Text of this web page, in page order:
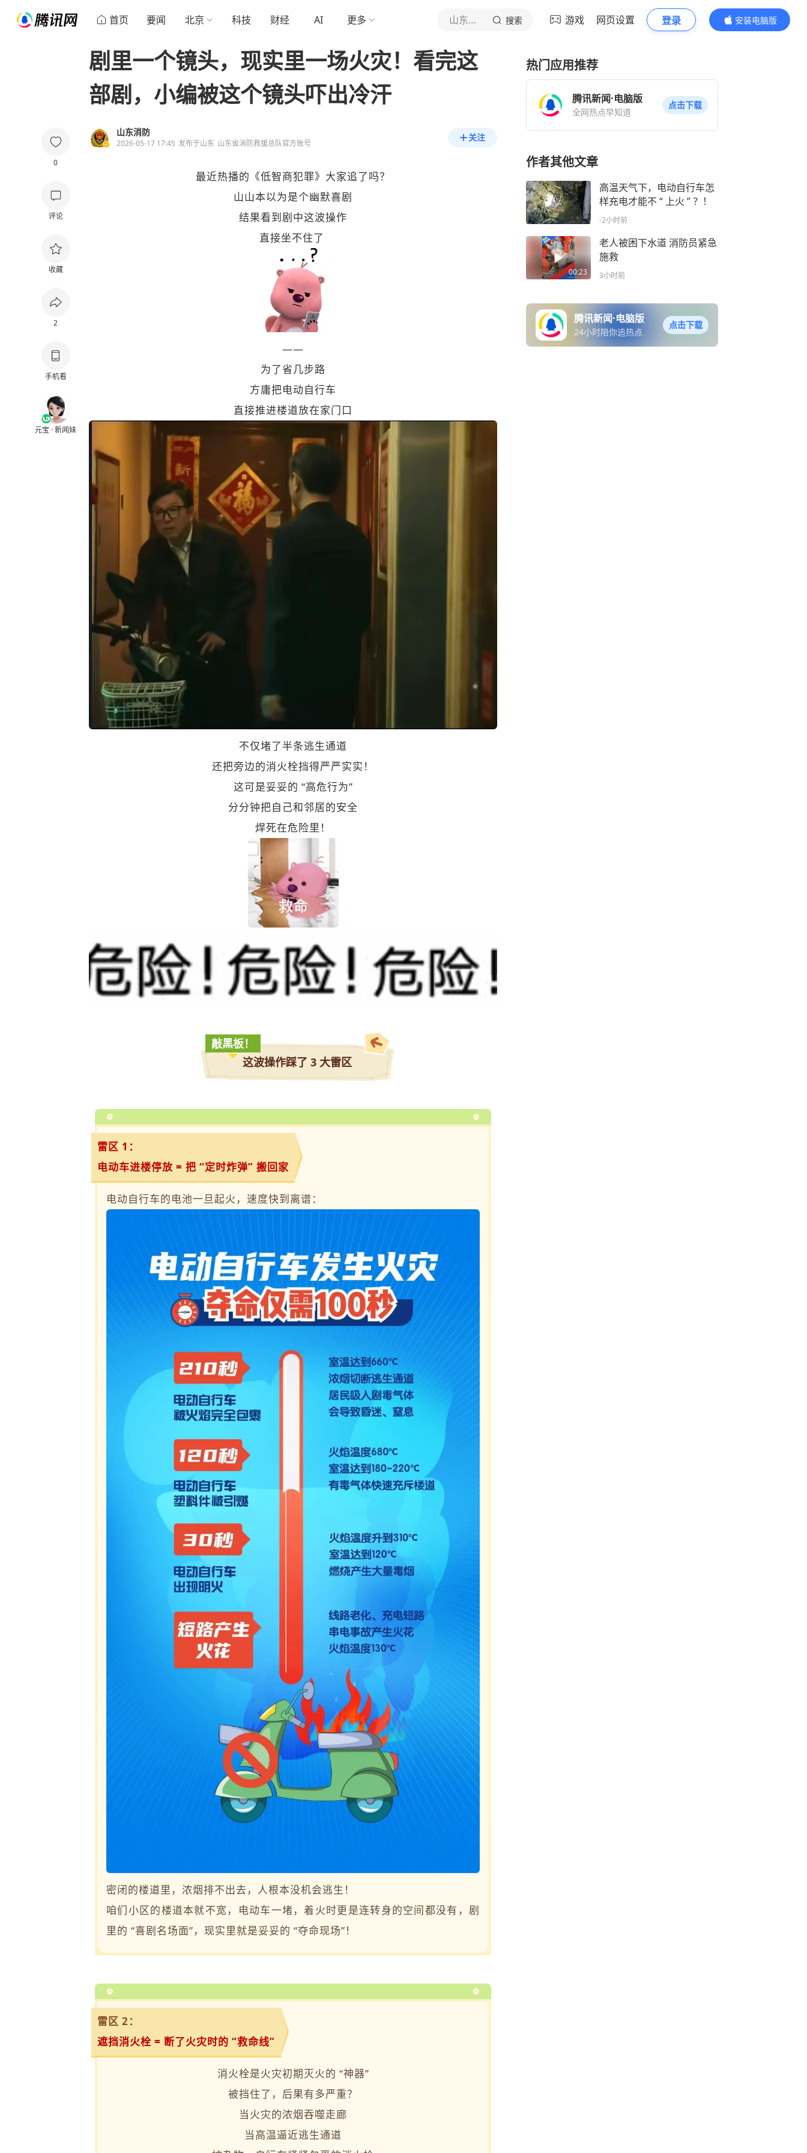
首页 要闻 北京 科技 财经 AI 更多 山东消防 搜索 游戏 网页设置 登录
安装电脑版
内容更精彩
0
评论
收藏
2
手机看
元宝 · 新闻妹
剧里一个镜头，现实里一场火灾！看完这
部剧，小编被这个镜头吓出冷汗
山东消防
2026-05-17 17:45 发布于山东 山东省消防救援总队官方账号
关注
最近热播的《低智商犯罪》大家追了吗？
山山本以为是个幽默喜剧
结果看到剧中这波操作
直接坐不住了
——
为了省几步路
方庸把电动自行车
直接推进楼道放在家门口
不仅堵了半条逃生通道
还把旁边的消火栓挡得严严实实！
这可是妥妥的 “高危行为”
分分钟把自己和邻居的安全
焊死在危险里！
敲黑板！
这波操作踩了 3 大雷区
雷区 1：
电动车进楼停放 = 把 “定时炸弹” 搬回家
电动自行车的电池一旦起火，速度快到离谱：
密闭的楼道里，浓烟排不出去，人根本没机会逃生！
咱们小区的楼道本就不宽，电动车一堵，着火时更是连转身的空间都没有，剧
里的 “喜剧名场面”，现实里就是妥妥的 “夺命现场”！
雷区 2：
遮挡消火栓 = 断了火灾时的 “救命线”
消火栓是火灾初期灭火的 “神器”
被挡住了，后果有多严重？
当火灾的浓烟吞噬走廊
当高温逼近逃生通道
热门应用推荐
腾讯新闻·电脑版
全网热点早知道
点击下载
作者其他文章
高温天气下，电动自行车怎
样充电才能不 “ 上火 ” ？！
-2小时前
00:23
老人被困下水道 消防员紧急
施救
3小时前
腾讯新闻·电脑版
24小时陪你追热点
点击下载